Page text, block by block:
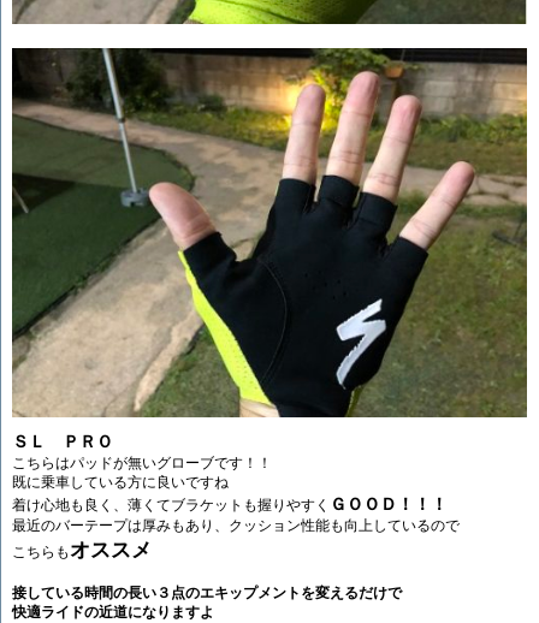
ＳＬ ＰＲＯ
こちらはパッドが無いグローブです！！
既に乗車している方に良いですね
着け心地も良く、薄くてブラケットも握りやすく ＧＯＯＤ！！！
最近のバーテープは厚みもあり、クッション性能も向上しているので
こちらも オススメ
接している時間の長い３点のエキップメントを変えるだけで
快適ライドの近道になりますよ